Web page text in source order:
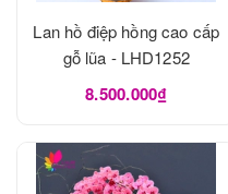
Lan hồ điệp hồng cao cấp
gỗ lũa - LHD1252
8.500.000₫